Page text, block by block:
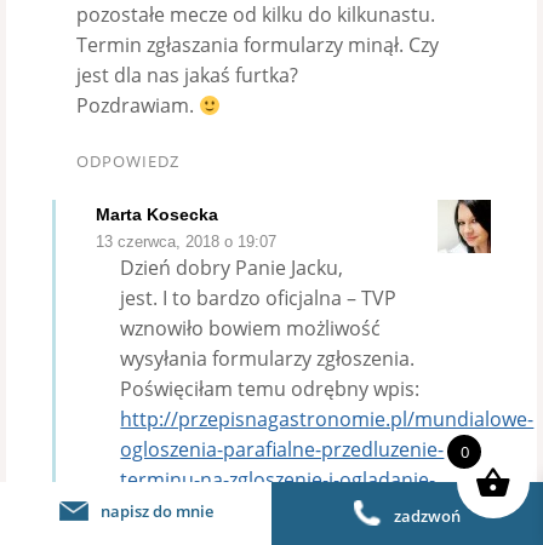
pozostałe mecze od kilku do kilkunastu.
Termin zgłaszania formularzy minął. Czy
jest dla nas jakaś furtka?
Pozdrawiam.
ODPOWIEDZ
Marta Kosecka
13 czerwca, 2018 o 19:07
Dzień dobry Panie Jacku,
jest. I to bardzo oficjalna – TVP
wznowiło bowiem możliwość
wysyłania formularzy zgłoszenia.
Poświęciłam temu odrębny wpis:
http://przepisnagastronomie.pl/mundialowe-
ogloszenia-parafialne-przedluzenie-
terminu-na-zgloszenie-i-ogladanie-
rozgrywek-w-miejscu-pracy/
napisz do mnie zadzwoń
0